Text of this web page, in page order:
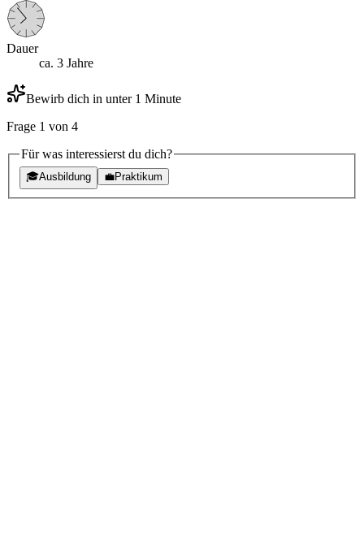
Dauer
ca. 3 Jahre
Bewirb dich in unter 1 Minute
Frage 1 von 4
Für was interessierst du dich?
🎓Ausbildung 💼Praktikum